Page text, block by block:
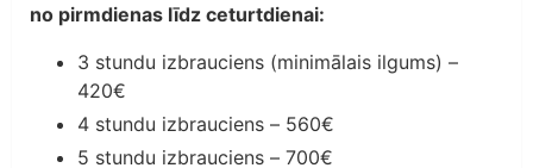
no pirmdienas līdz ceturtdienai:
3 stundu izbrauciens (minimālais ilgums) –
420€
4 stundu izbrauciens – 560€
5 stundu izbrauciens – 700€